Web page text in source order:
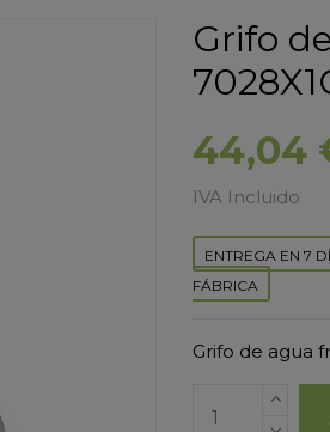
Grifo
44,04
IVA Incluido
ENTREGA EN 7
FÁBRICA
Grifo de agua